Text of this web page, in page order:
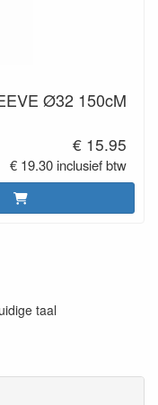
Ø32 150cM
€ 15.95
€ 19.30 inclusief btw
taal